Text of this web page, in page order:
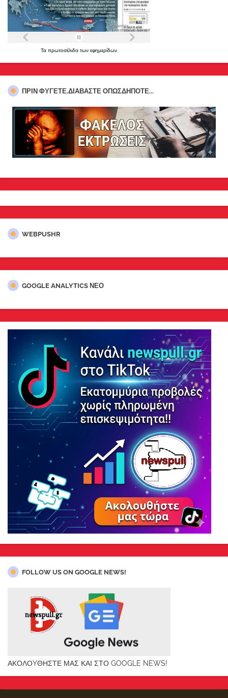
Τα πρωτοσέλιδα των εφημερίδων
ΠΡΊΝ ΦΎΓΕΤΕ,ΔΙΑΒΆΣΤΕ ΟΠΩΣΔΉΠΟΤΕ...
WEBPUSHR
GOOGLE ANALYTICS ΝΕΟ
FOLLOW US ON GOOGLE NEWS!
ΑΚΟΛΟYΘΗΣΤΕ ΜΑΣ ΚΑΙ ΣΤΟ GOOGLE NEWS!